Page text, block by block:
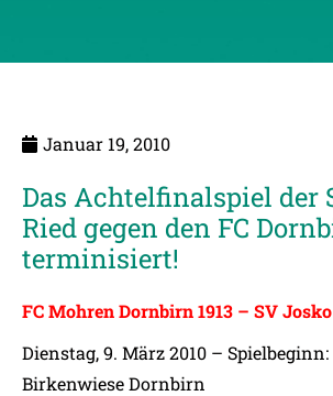
Januar 19, 2010
Das Achtelfinalspiel der
Ried gegen den FC
terminisiert!
FC Mohren Dornbirn 1913 – SV
Dienstag, 9. März 2010 – Spielbeginn:
Birkenwiese Dornbirn